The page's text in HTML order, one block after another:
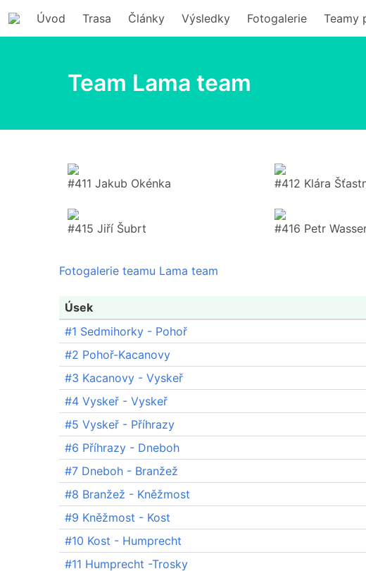
Úvod Trasa Články Výsledky Fotogalerie Teamy
Team Lama team
#411 Jakub Okénka #412 Klára
#415 Jiří Šubrt #416 Petr
Fotogalerie teamu Lama team
Úsek
#1 Sedmihorky - Pohoř
#2 Pohoř-Kacanovy
#3 Kacanovy - Vyskeř
#4 Vyskeř - Vyskeř
#5 Vyskeř - Příhrazy
#6 Příhrazy - Dneboh
#7 Dneboh - Branžež
#8 Branžež - Kněžmost
#9 Kněžmost - Kost
#10 Kost - Humprecht
#11 Humprecht -Trosky